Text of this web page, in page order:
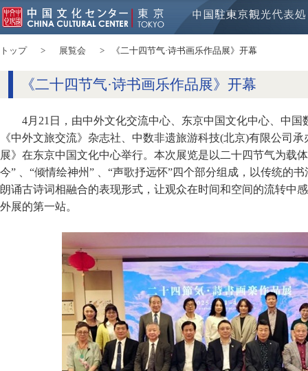
トップ 展覧会 《二十四节气·诗书画乐作品展》开幕
《二十四节气·诗书画乐作品展》开幕
4月21日，由中外文化交流中心、东京中国文化中心、中
《中外文旅交流》杂志社、中数非遗旅游科技(北京)有限公司
展》在东京中国文化中心举行。本次展览是以二十四节气为载
今” 、“倾情绘神州” 、“声歌抒远怀”四个部分组成，以传统的
朗诵古诗词相融合的表现形式，让观众在时间和空间的流转中
外展的第一站。